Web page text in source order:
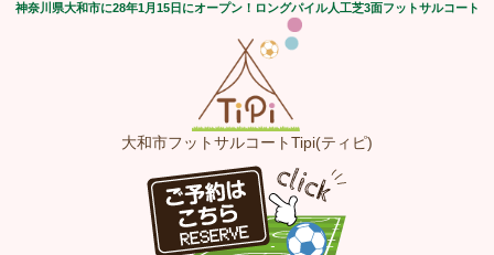
神奈川県大和市に28年1月15日にオープン！ロングパイル人工芝3面フットサルコート
大和市フットサルコートTipi(ティピ)